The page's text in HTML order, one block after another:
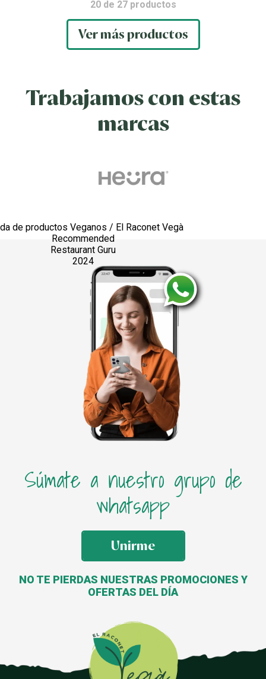
20de 27productos
Ver más productos
Trabajamos con estas
marcas
de productos Veganos / El Raconet Vegà
Recommended
Restaurant Guru
2024
Súmate a nuestro grupo de
whatsapp
Unirme
NO TE PIERDAS NUESTRAS PROMOCIONES Y
OFERTAS DEL DÍA